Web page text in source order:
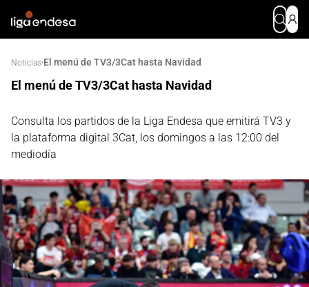
Noticias·El menú de TV3/3Cat hasta Navidad
El menú de TV3/3Cat hasta Navidad
Consulta los partidos de la Liga Endesa que emitirá TV3 y
la plataforma digital 3Cat, los domingos a las 12:00 del
mediodía